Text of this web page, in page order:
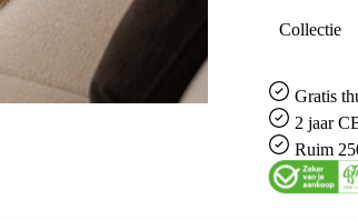
Collectie
Gratis
2 jaar
Ruim